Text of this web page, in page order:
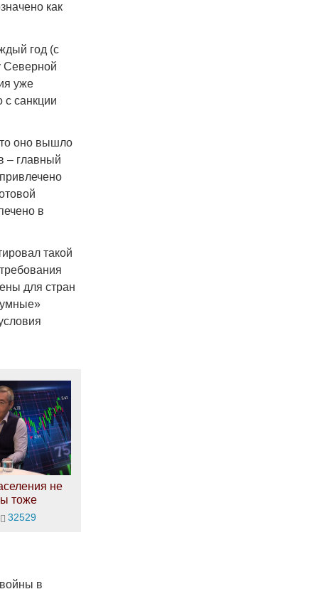
как
год (с
Северной
уже
с санкции
оно вышло
– главный
в
такой
для стран
не
тоже
32529
в